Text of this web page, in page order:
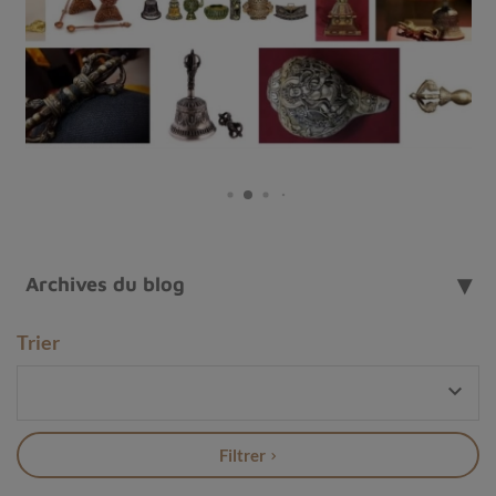
une invitation à explorer les mondes invisibles avec
confiance et sérénité.
Découvrez notre sélection exclusive et laissez-vous séduire par
descréations artisanales en pierres naturelles, qui s'accordent
parfaitement avec nos bijoux en labradorite pour un style
Archives du blog
Trier

Filtrer